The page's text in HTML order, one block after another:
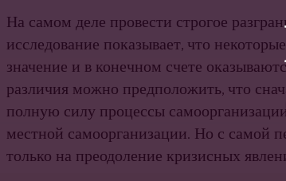
На самом деле провести строгое
исследование показывает, что
значение и в конечном счете
различия можно пред­положить, что
полную силу процессы
местной самоорганизации. Но с самой
только на преодоление кризисных